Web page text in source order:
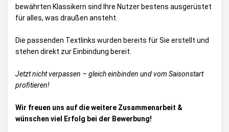
bewährten Klassikern sind Ihre Nutzer bestens ausgerüstet
für alles, was draußen ansteht.
Die passenden Textlinks wurden bereits für Sie erstellt und
stehen direkt zur Einbindung bereit.
Jetzt nicht verpassen – gleich einbinden und vom Saisonstart
profitieren!
Wir freuen uns auf die weitere Zusammenarbeit &
wünschen viel Erfolg bei der Bewerbung!